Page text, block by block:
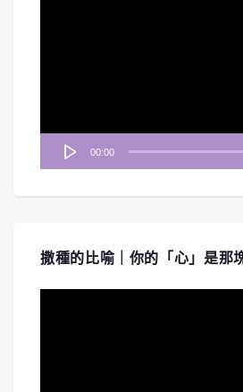
00:00
撒種的比喻｜你的「心」是那